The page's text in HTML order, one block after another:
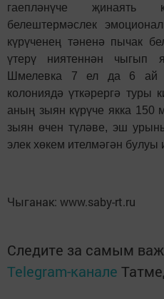
гаепләнүче җинаять
белештермәслек
күрүченең тәненә пычак
үтерү ниятеннән чыгып
Шмелевка 7 ел да 6 ай
колониядә үткәрергә туры
аның зыян күрүче якка 150
зыян өчен түләве, эш
элек хөкем ителмәгән
Чыганак: www.saby-rt.ru
Следите за самым
Telegram-канале